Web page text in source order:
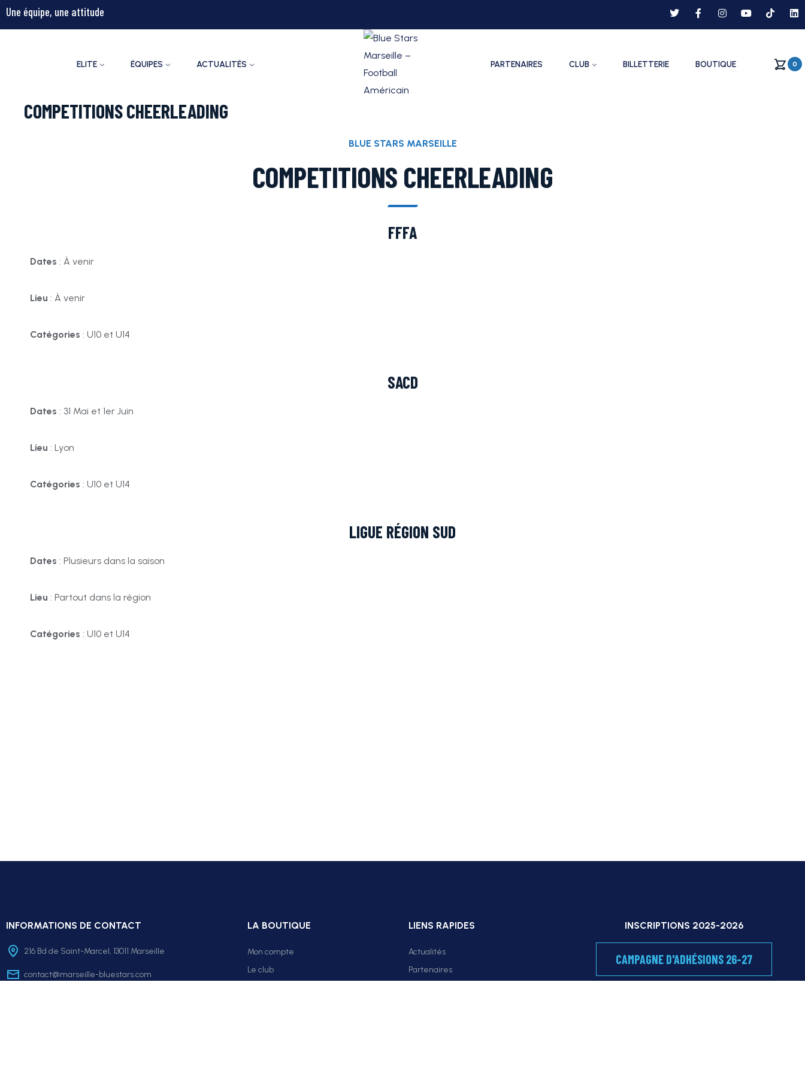
Une équipe, une attitude
ELITE ÉQUIPES ACTUALITÉS PARTENAIRES CLUB BILLETTERIE BOUTIQUE 0
COMPETITIONS CHEERLEADING
BLUE STARS MARSEILLE
COMPETITIONS CHEERLEADING
FFFA
Dates : À venir
Lieu : À venir
Catégories : U10 et U14
SACD
Dates : 31 Mai et 1er Juin
Lieu : Lyon
Catégories : U10 et U14
LIGUE RÉGION SUD
Dates : Plusieurs dans la saison
Lieu : Partout dans la région
Catégories : U10 et U14
INFORMATIONS DE CONTACT
216 Bd de Saint-Marcel, 13011 Marseille
contact@marseille-bluestars.com
LA BOUTIQUE
Mon compte
Le club
LIENS RAPIDES
Actualités
Partenaires
INSCRIPTIONS 2025-2026
CAMPAGNE D'ADHÉSIONS 26-27